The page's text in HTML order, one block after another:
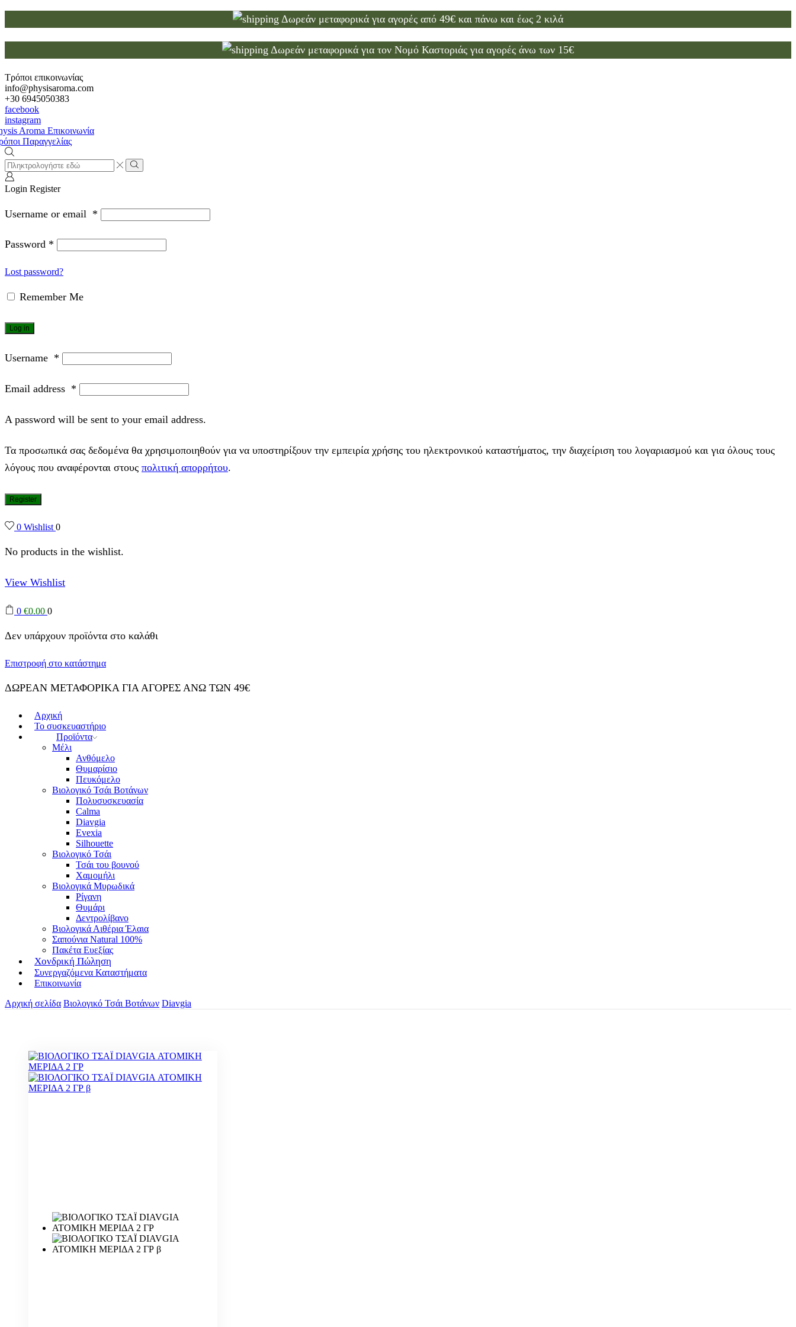
Δωρεάν μεταφορικά για αγορές από 49€ και πάνω και έως 2 κιλά
Δωρεάν μεταφορικά για τον Νομό Καστοριάς για αγορές άνω των 15€
Τρόποι επικοινωνίας
info@physisaroma.com
+30 6945050383
facebook
instagram
Search
input
Search
Login Register
Username or email *
Password *
Lost password?
Remember Me
Log in
Username *
Email address *
A password will be sent to your email address.
Τα προσωπικά σας δεδομένα θα χρησιμοποιηθούν για να υποστηρίξουν την εμπειρία χρήσης του ηλεκτρονικού καταστήματος, την διαχείριση του λογαριασμού και για όλους τους
λόγους που αναφέρονται στους πολιτική απορρήτου.
Register
0 Wishlist 0
No products in the wishlist.
View Wishlist
0 €0.00 0
Δεν υπάρχουν προϊόντα στο καλάθι
Επιστροφή στο κατάστημα
ΔΩΡΕΑΝ ΜΕΤΑΦΟΡΙΚΑ ΓΙΑ ΑΓΟΡΕΣ ΑΝΩ ΤΩΝ 49€
Αρχική
Το συσκευαστήριο
Προϊόντα
Μέλι
Ανθόμελο
Θυμαρίσιο
Πευκόμελο
Βιολογικό Τσάι Βοτάνων
Πολυσυσκευασία
Calma
Diavgia
Evexia
Silhouette
Βιολογικό Τσάι
Τσάι του βουνού
Χαμομήλι
Βιολογικά Μυρωδικά
Ρίγανη
Θυμάρι
Δεντρολίβανο
Βιολογικά Αιθέρια Έλαια
Σαπούνια Natural 100%
Πακέτα Ευεξίας
Χονδρική Πώληση
Συνεργαζόμενα Καταστήματα
Επικοινωνία
Αρχική σελίδα Βιολογικό Τσάι Βοτάνων Diavgia